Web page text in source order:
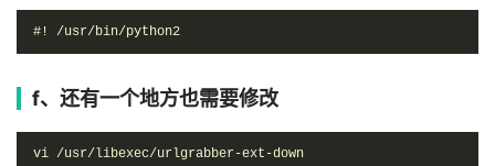
#! /usr/bin/python2
f、还有一个地方也需要修改
vi /usr/libexec/urlgrabber-ext-down